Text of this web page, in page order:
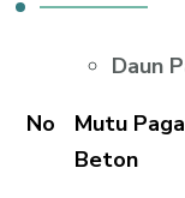
Daun
No
Mutu
Beton